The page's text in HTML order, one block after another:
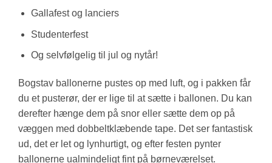
Gallafest og lanciers
Studenterfest
Og selvfølgelig til jul og nytår!
Bogstav ballonerne pustes op med luft, og i pakken får
du et pusterør, der er lige til at sætte i ballonen. Du kan
derefter hænge dem på snor eller sætte dem op på
væggen med dobbeltklæbende tape. Det ser fantastisk
ud, det er let og lynhurtigt, og efter festen pynter
ballonerne ualmindeligt fint på børneværelset.